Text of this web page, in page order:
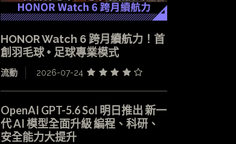
HONOR Watch 6 跨月續航力！首
創羽毛球 + 足球專業模式
流動 2026-07-24
OpenAI GPT-5.6 Sol 明日推出 新一
代 AI 模型全面升級 編程、科研、
安全能力大提升